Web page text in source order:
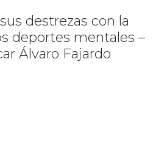
destrezas con la
deportes mentales –
Álvaro Fajardo